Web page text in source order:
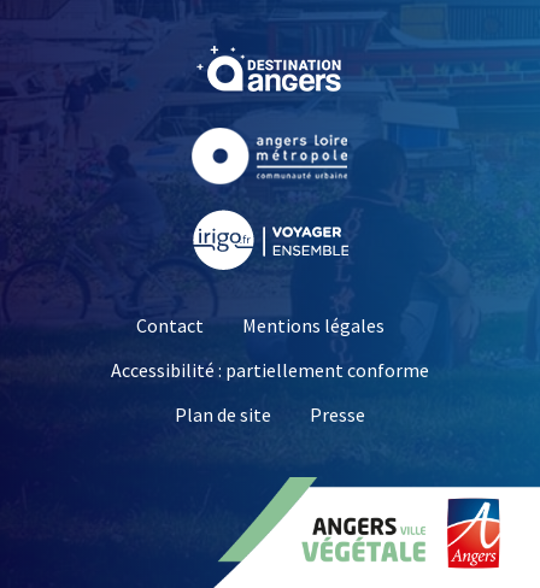
, Ouvre une nouvelle
, Ouvre une nouvelle
Contact
Mentions légales
Accessibilité : partiellement conforme
Plan de site
Presse